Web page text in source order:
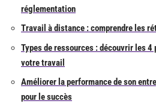
réglementation
Travail à distance : comprendre les
Types de ressources : découvrir les
votre travail
Améliorer la performance de son
pour le succès